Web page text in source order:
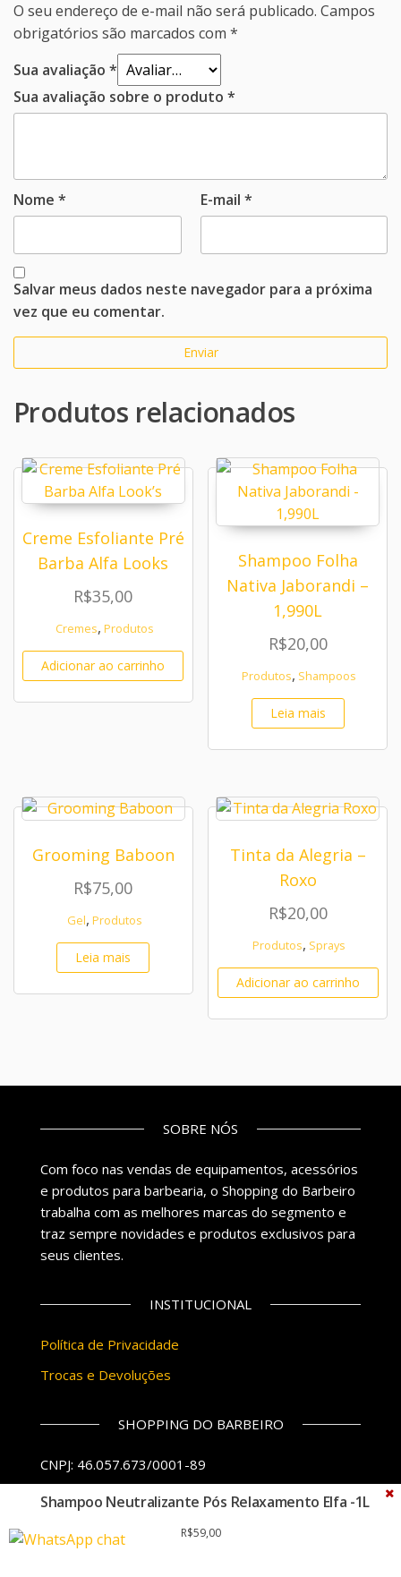
O seu endereço de e-mail não será publicado. Campos
obrigatórios são marcados com *
Sua avaliação *
Sua avaliação sobre o produto *
Nome * E-mail *
Salvar meus dados neste navegador para a próxima
vez que eu comentar.
Produtos relacionados
Creme Esfoliante Pré
Barba Alfa Looks
R$35,00
Cremes, Produtos
Adicionar ao carrinho
Shampoo Folha
Nativa Jaborandi –
1,990L
R$20,00
Produtos, Shampoos
Leia mais
Grooming Baboon
R$75,00
Gel, Produtos
Leia mais
Tinta da Alegria –
Roxo
R$20,00
Produtos, Sprays
Adicionar ao carrinho
SOBRE NÓS
Com foco nas vendas de equipamentos, acessórios
e produtos para barbearia, o Shopping do Barbeiro
trabalha com as melhores marcas do segmento e
traz sempre novidades e produtos exclusivos para
seus clientes.
INSTITUCIONAL
Política de Privacidade
Trocas e Devoluções
SHOPPING DO BARBEIRO
CNPJ: 46.057.673/0001-89
(65) 98154 0051
© Direitos Reservados
Shampoo Neutralizante Pós Relaxamento Elfa -1L
R$59,00